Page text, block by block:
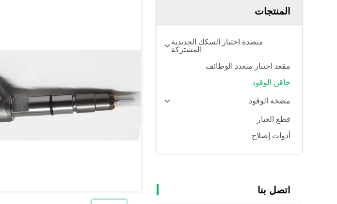
المنتجات
منضدة اختبار السكك الحديدية
المشتركة
مقعد اختبار متعدد الوظائف
حاقن الوقود
مضخة الوقود
قطع الغيار
أدوات إصلاح
اتصل بنا